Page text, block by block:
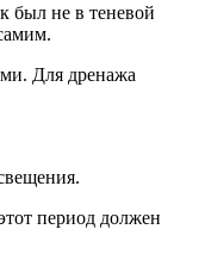
был не в теневой
Для дренажа
период должен